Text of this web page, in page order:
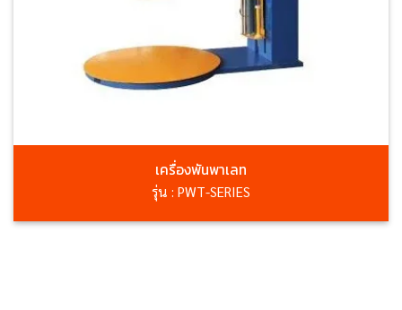
เครื่องพันพาเลท
รุ่น : PWT-SERIES